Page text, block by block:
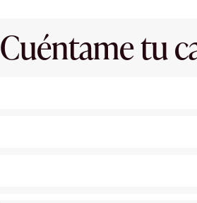
Cuéntame tu